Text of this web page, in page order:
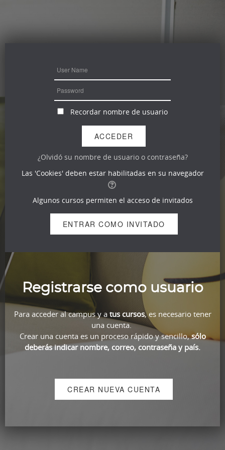
Recordar nombre de usuario
¿Olvidó su nombre de usuario o contraseña?
Las 'Cookies' deben estar habilitadas en su navegador
Algunos cursos permiten el acceso de invitados
Registrarse como usuario
Para acceder al campus y a tus cursos, es necesario tener
una cuenta.
Crear una cuenta es un proceso rápido y sencillo,sólo
deberás indicar nombre, correo, contraseña y país.